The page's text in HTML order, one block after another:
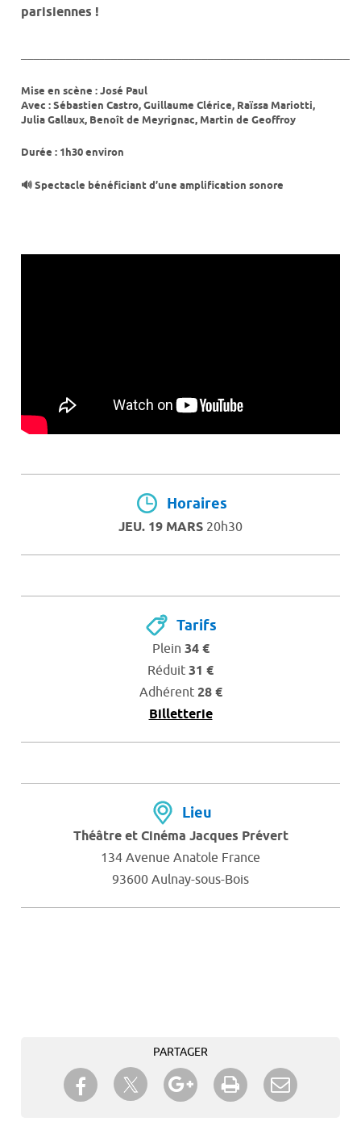
parisiennes !
Mise en scène : José Paul
Avec : Sébastien Castro, Guillaume Clérice, Raïssa Mariotti,
Julia Gallaux, Benoît de Meyrignac, Martin de Geoffroy
Durée : 1h30 environ
🔊 Spectacle bénéficiant d’une amplification sonore
Horaires
JEU. 19 MARS 20h30
Tarifs
Plein 34 €
Réduit 31 €
Adhérent 28 €
Billetterie
Lieu
Théâtre et Cinéma Jacques Prévert
134 Avenue Anatole France
93600 Aulnay-sous-Bois
PARTAGER
Partager sur Facebook
Partager sur TwitterPartager sur Google+
Imprimer